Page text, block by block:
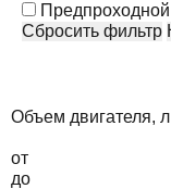
Предпроходной
Сбросить фильтр
Объем двигателя, л
от
до